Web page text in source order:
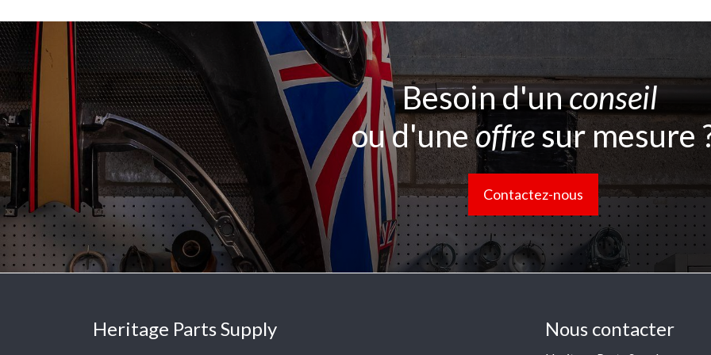
Besoin d'unconseil
ou d'uneoffresur mesure
Contactez-nous
Heritage Parts Supply Nous contacter